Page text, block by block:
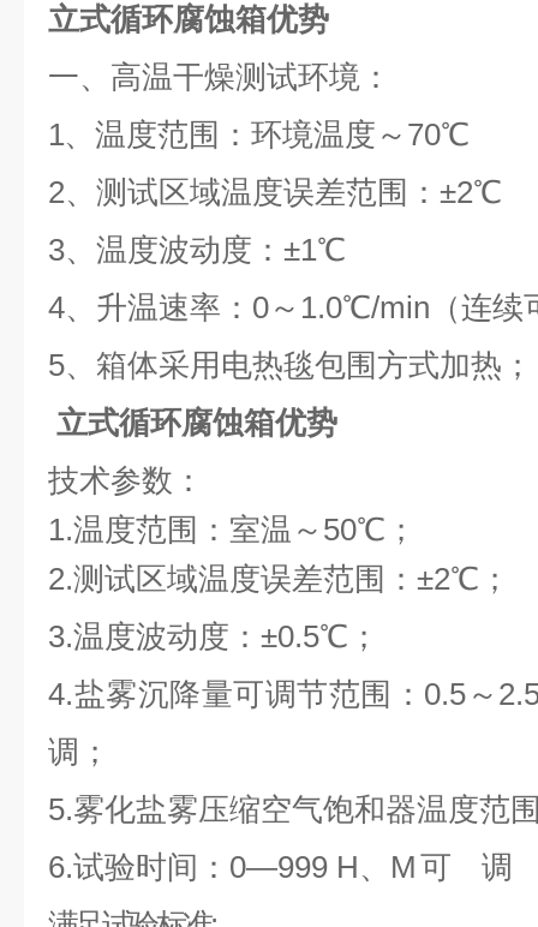
立式循环腐蚀箱优势
一、高温干燥测试环境 ：
1、 温度范围：环境温度～70℃
2、 测试区域温度误差范围： ±2℃
3、 温度波动度： ±1℃
4、 升温速率： 0～1.0℃/min（连续
5、箱体采用电热毯包围方式加热；
立式循环腐蚀箱优势
技术参数：
1.温度范围：室温～50℃；
2.测试区域温度误差范围：±2℃；
3.温度波动度：±0.5℃；
4.盐雾沉降量可调节范围：0.5～
调；
5.雾化盐雾压缩空气饱和器温度范
6.试验时间：0—999 H、M可
调